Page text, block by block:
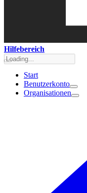
Hilfebereich
Start
Benutzerkonto
Organisationen